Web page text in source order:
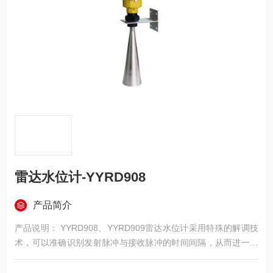
雷达水位计-YYRD908
产品简介
产品说明： YYRD908、YYRD909雷达水位计采用特殊的解调技
术，可以准确识别发射脉冲与接收脉冲的时间间隔，从而进一步
计算出天线到被测介质表面的距离。 原理 雷达水位计天线发射极